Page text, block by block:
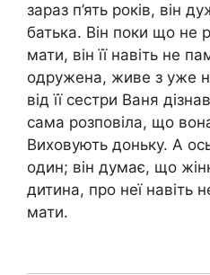
зараз п’ять років, він
батька. Він поки що не
мати, він її навіть не
одружена, живе з уже
від її сестри Ваня
сама розповіла, що
Виховують доньку. А
один; він думає, що
дитина, про неї навіть
мати.